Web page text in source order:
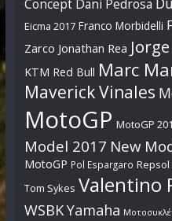
Concept Dani Pedrosa
Eicma 2017 Franco Morbidelli
Zarco Jonathan Rea
KTM Red Bull Marc
Maverick Vinales
MotoGP MotoGP
Model 2017 New
MotoGP Pol Espargaro Repsol
Tom Sykes Valentino
WSBKYamaha